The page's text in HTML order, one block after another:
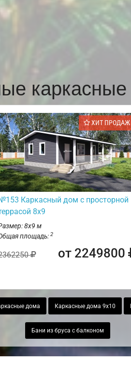
ХИТ ПРОДАЖ
Каркасный дом с просторной
8х9
8х9 м
площадь: 2
от 2249800
дома Каркасные дома 9х10
Бани из бруса с балконом